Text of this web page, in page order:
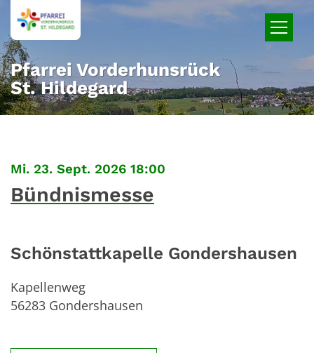
Zum Inhalt springen
Pfarrei Vorderhunsrück
St. Hildegard
Mi. 23. Sept. 2026 18:00
Bündnismesse
Schönstattkapelle Gondershausen
Kapellenweg
56283 Gondershausen